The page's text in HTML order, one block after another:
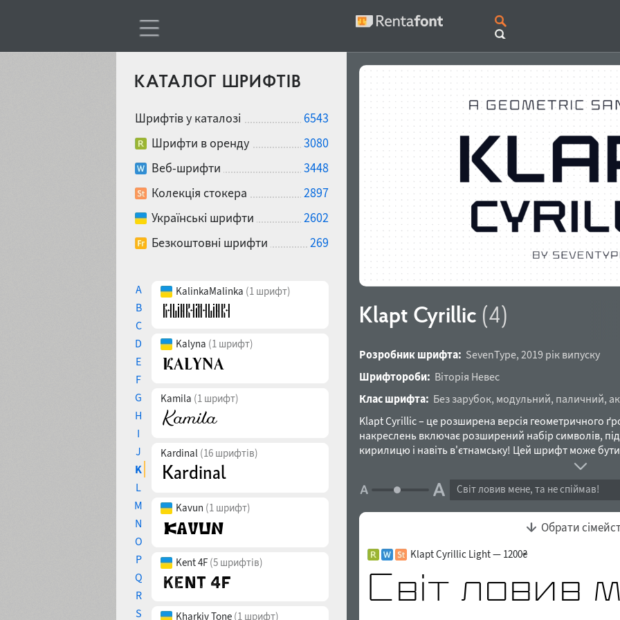
КАТАЛОГ ШРИФТІВ
Шрифтів у каталозі
6543
Шрифти в оренду
3080
Веб-шрифти
3448
Колекція стокера
2897
Українські шрифти
2602
Безкоштовні шрифти
269
A
B
C
D
E
F
G
H
I
J
K
L
M
N
O
P
Q
R
S
KalinkaMalinka (1 шрифт)
Kalyna (1 шрифт)
Kamila (1 шрифт)
Kardinal (16 шрифтів)
Kavun (1 шрифт)
Kent 4F (5 шрифтів)
Kharkiv Tone (1 шрифт)
Klapt Cyrillic (4)
Розробник шрифта: SevenType, 2019 рік випуску
Шрифтороби: Віторія Невес
Клас шрифта: Без зарубок, модульний, паличний,
Klapt Cyrillic – це розширена версія геометричного
накреслень включає розширений набір символів,
кирилицю і навіть в'єтнамську! Цей шрифт може
призначений для різного дизайну, від брендингу й
особливо для заголовків, постерів, журналів,
hi@seventype.com. Шрифт розробила Віторія Невес у
Світ ловив мене, та не спіймав!
Обрати
Klapt Cyrillic Light — 1200₴